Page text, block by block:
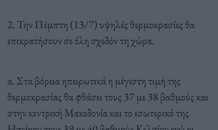
2. Την Πέμπτη (13/7) υψηλές θερμοκρασίες θα
επικρατήσουν σε όλη σχεδόν τη χώρα.
α. Στα βόρεια ηπειρωτικά η μέγιστη τιμή της
θερμοκρασίας θα φθάσει τους 37 με 38 βαθμούς και
στην κεντρική Μακεδονία και το εσωτερικό της